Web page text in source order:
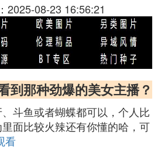
2025-08-23 16:56:21
到那种劲爆的美女主播？
斗鱼或者蝴蝶都可以，个人比
面比较火辣还有你懂的哈，可
看